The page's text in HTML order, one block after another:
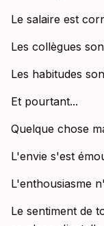
Le salaire est
Les collègues
Les habitudes
Et pourtant...
Quelque chose
L'envie s'est
L'enthousiasme
Le sentiment de